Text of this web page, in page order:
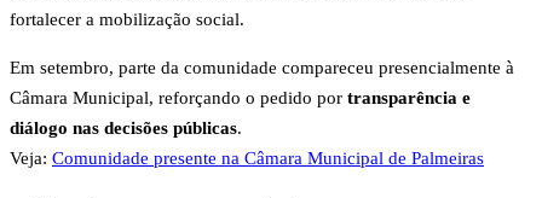
fortalecer a mobilização social.
Em setembro, parte da comunidade compareceu presencialmente à
Câmara Municipal, reforçando o pedido por transparência e
diálogo nas decisões públicas.
Veja: Comunidade presente na Câmara Municipal de Palmeiras